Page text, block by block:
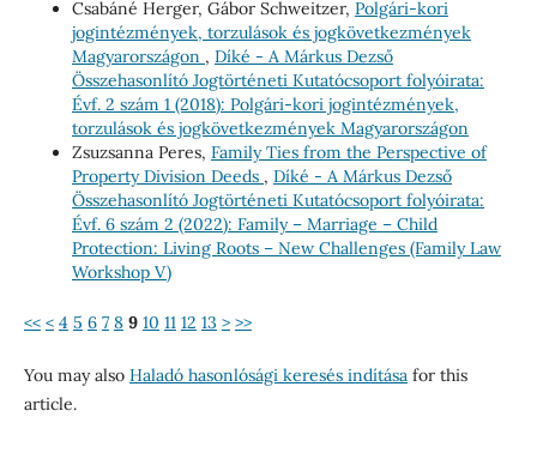
Csabáné Herger, Gábor Schweitzer, Polgári-kori
jogintézmények, torzulások és jogkövetkezmények
Magyarországon , Díké - A Márkus Dezső
Összehasonlító Jogtörténeti Kutatócsoport folyóirata:
Évf. 2 szám 1 (2018): Polgári-kori jogintézmények,
torzulások és jogkövetkezmények Magyarországon
Zsuzsanna Peres, Family Ties from the Perspective of
Property Division Deeds , Díké - A Márkus Dezső
Összehasonlító Jogtörténeti Kutatócsoport folyóirata:
Évf. 6 szám 2 (2022): Family – Marriage – Child
Protection: Living Roots – New Challenges (Family Law
Workshop V)
<< < 4 5 6 7 8 9 10 11 12 13 > >>
You may also Haladó hasonlósági keresés indításafor this
article.